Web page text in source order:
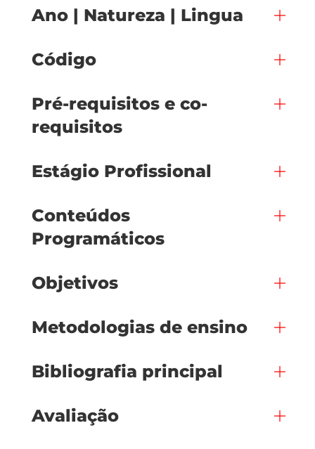
Ano | Natureza | Lingua
Código
Pré-requisitos e co-
requisitos
Estágio Profissional
Conteúdos
Programáticos
Objetivos
Metodologias de ensino
Bibliografia principal
Avaliação